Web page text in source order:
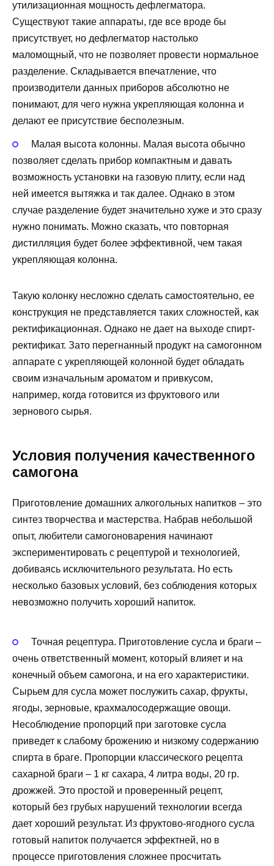
утилизационная мощность дефлегматора.
Существуют такие аппараты, где все вроде бы
присутствует, но дефлегматор настолько
маломощный, что не позволяет провести нормальное
разделение. Складывается впечатление, что
производители данных приборов абсолютно не
понимают, для чего нужна укрепляющая колонна и
делают ее присутствие бесполезным.
Малая высота колонны. Малая высота обычно
позволяет сделать прибор компактным и давать
возможность установки на газовую плиту, если над
ней имеется вытяжка и так далее. Однако в этом
случае разделение будет значительно хуже и это сразу
нужно понимать. Можно сказать, что повторная
дистилляция будет более эффективной, чем такая
укрепляющая колонна.
Такую колонку несложно сделать самостоятельно, ее
конструкция не представляется таких сложностей, как
ректификационная. Однако не дает на выходе спирт-
ректификат. Зато перегнанный продукт на самогонном
аппарате с укрепляющей колонной будет обладать
своим изначальным ароматом и привкусом,
например, когда готовится из фруктового или
зернового сырья.
Условия получения качественного
самогона
Приготовление домашних алкогольных напитков – это
синтез творчества и мастерства. Набрав небольшой
опыт, любители самогоноварения начинают
экспериментировать с рецептурой и технологией,
добиваясь исключительного результата. Но есть
несколько базовых условий, без соблюдения которых
невозможно получить хороший напиток.
Точная рецептура. Приготовление сусла и браги –
очень ответственный момент, который влияет и на
конечный объем самогона, и на его характеристики.
Сырьем для сусла может послужить сахар, фрукты,
ягоды, зерновые, крахмалосодержащие овощи.
Несоблюдение пропорций при заготовке сусла
приведет к слабому брожению и низкому содержанию
спирта в браге. Пропорции классического рецепта
сахарной браги – 1 кг сахара, 4 литра воды, 20 гр.
дрожжей. Это простой и проверенный рецепт,
который без грубых нарушений технологии всегда
дает хороший результат. Из фруктово-ягодного сусла
готовый напиток получается эффектней, но в
процессе приготовления сложнее просчитать